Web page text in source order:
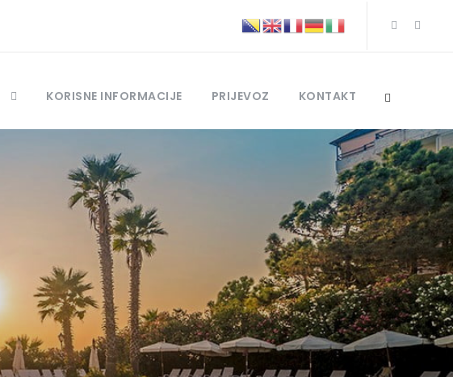
KORISNE INFORMACIJE PRIJEVOZ KONTAKT